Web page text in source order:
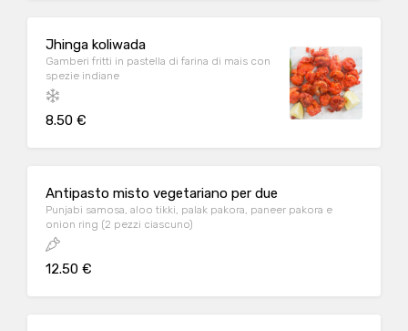
Jhinga koliwada
Gamberi fritti in pastella di farina di mais con
spezie indiane
8.50 €
Antipasto misto vegetariano per due
Punjabi samosa, aloo tikki, palak pakora, paneer pakora e
onion ring (2 pezzi ciascuno)
12.50 €